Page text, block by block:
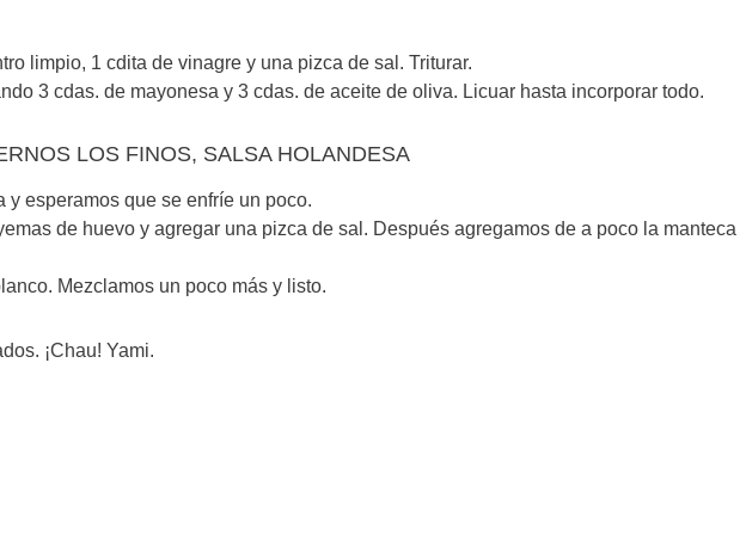
limpio, 1 cdita de vinagre y una pizca de sal. Triturar.
3 cdas. de mayonesa y 3 cdas. de aceite de oliva. Licuar hasta incorporar todo.
LOS FINOS, SALSA HOLANDESA
y esperamos que se enfríe un poco.
de huevo y agregar una pizca de sal. Después agregamos de a poco la manteca
Mezclamos un poco más y listo.
¡Chau! Yami.